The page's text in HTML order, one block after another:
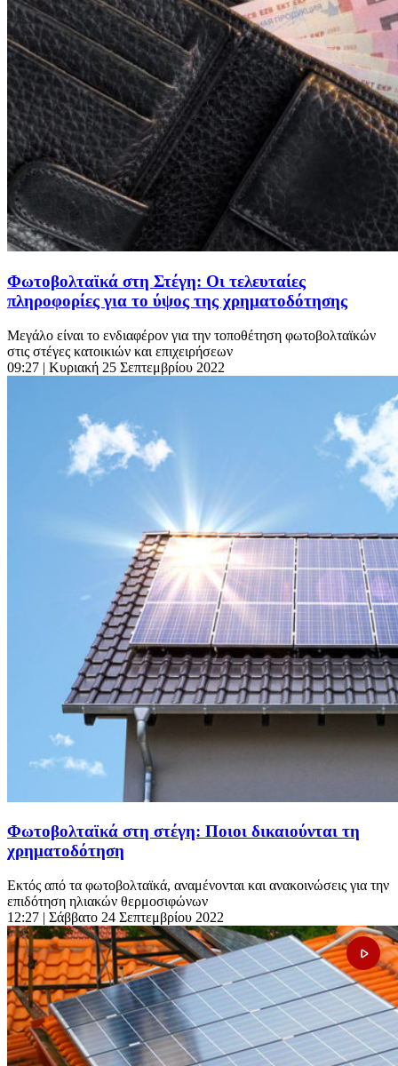
Φωτοβολταϊκά στη Στέγη: Οι τελευταίες
πληροφορίες για το ύψος της χρηματοδότησης
Μεγάλο είναι το ενδιαφέρον για την τοποθέτηση φωτοβολταϊκών
στις στέγες κατοικιών και επιχειρήσεων
09:27 | Κυριακή 25 Σεπτεμβρίου 2022
Φωτοβολταϊκά στη στέγη: Ποιοι δικαιούνται τη
χρηματοδότηση
Εκτός από τα φωτοβολταϊκά, αναμένονται και ανακοινώσεις για την
επιδότηση ηλιακών θερμοσιφώνων
12:27 | Σάββατο 24 Σεπτεμβρίου 2022